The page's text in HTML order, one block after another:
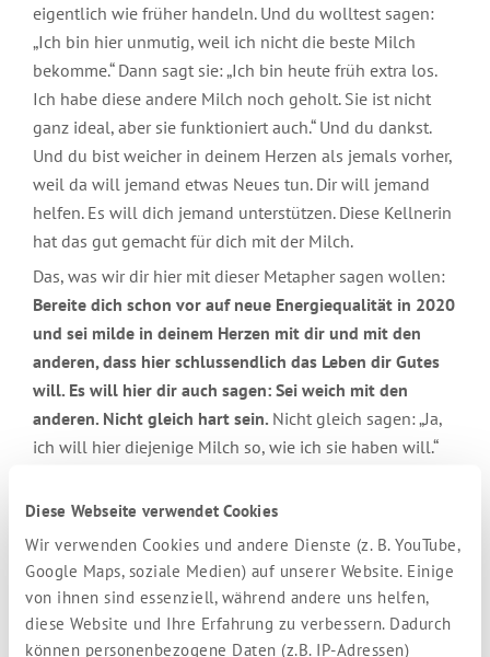
Diese Webseite verwendet Cookies
Wir verwenden Cookies und andere Dienste (z. B. YouTube,
Google Maps, soziale Medien) auf unserer Website. Einige
von ihnen sind essenziell, während andere uns helfen,
diese Website und Ihre Erfahrung zu verbessern. Dadurch
können personenbezogene Daten (z.B. IP-Adressen)
eigentlich wie früher handeln. Und du wolltest sagen:
„Ich bin hier unmutig, weil ich nicht die beste Milch
bekomme.“ Dann sagt sie: „Ich bin heute früh extra los.
Ich habe diese andere Milch noch geholt. Sie ist nicht
ganz ideal, aber sie funktioniert auch.“ Und du dankst.
Und du bist weicher in deinem Herzen als jemals vorher,
weil da will jemand etwas Neues tun. Dir will jemand
helfen. Es will dich jemand unterstützen. Diese Kellnerin
hat das gut gemacht für dich mit der Milch.
Das, was wir dir hier mit dieser Metapher sagen wollen:
Bereite dich schon vor auf neue Energiequalität in 2020
und sei milde in deinem Herzen mit dir und mit den
anderen, dass hier schlussendlich das Leben dir Gutes
will. Es will hier dir auch sagen: Sei weich mit den
anderen. Nicht gleich hart sein. Nicht gleich sagen: „Ja,
ich will hier diejenige Milch so, wie ich sie haben will.“
losgezogen, weil sie weiß, es ist ein neues Café, da ist
machen, die Kellnerin.
Diese Weichheit, dieses Nicht-
Projizieren auf die anderen Menschen, das solltest du
jetzt schon üben in dem November 2019, weil es dich
weit und weit bringen wird. Weil es dich zu dem